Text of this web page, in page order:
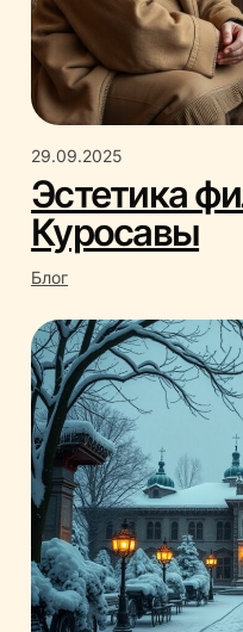
29.09.2025
Эстетика
Куросавы
Блог